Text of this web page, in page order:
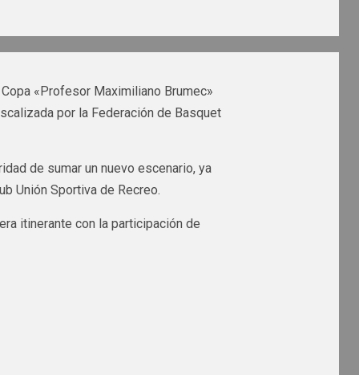
«Profesor Maximiliano Brumec»
por la Federación de Basquet
de sumar un nuevo escenario, ya
Unión Sportiva de Recreo.
itinerante con la participación de